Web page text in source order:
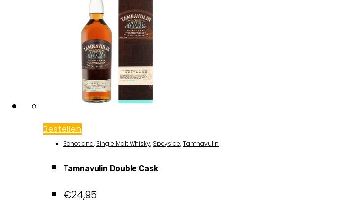
Bestellen
Schotland, Single Malt Whisky, Speyside,Tamnavulin
Tamnavulin Double Cask
€24,95